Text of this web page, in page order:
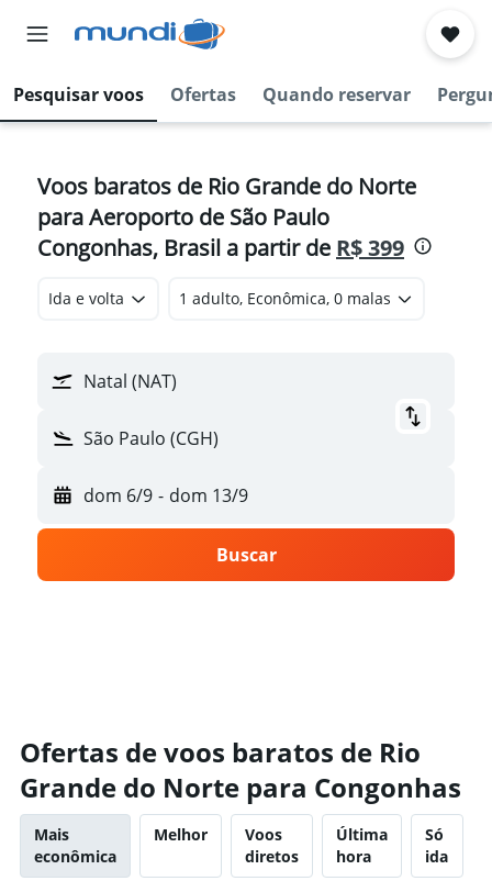
Pesquisar voos Ofertas Quando reservar
Voos baratos de Rio Grande do Norte
para Aeroporto de São Paulo
Congonhas, Brasil a partir de R$ 399
Ida e volta 1 adulto, Econômica, 0 malas
Natal (NAT)
São Paulo (CGH)
dom 6/9 - dom 13/9
Buscar
Ofertas de voos baratos de Rio
Grande do Norte para Congonhas
Mais
econômica
Melhor
Voos
diretos
Última
hora
Só
ida